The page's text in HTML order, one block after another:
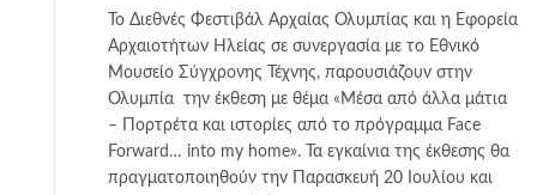
Το Διεθνές Φεστιβάλ Αρχαίας Ολυμπίας και η Εφορεία
Αρχαιοτήτων Ηλείας σε συνεργασία με το Εθνικό
Μουσείο Σύγχρονης Τέχνης, παρουσιάζουν στην
Ολυμπία την έκθεση με θέμα «Μέσα από άλλα μάτια
– Πορτρέτα και ιστορίες από το πρόγραμμα Face
Forward… into my home». Τα εγκαίνια της έκθεσης θα
πραγματοποιηθούν την Παρασκευή 20 Ιουλίου και